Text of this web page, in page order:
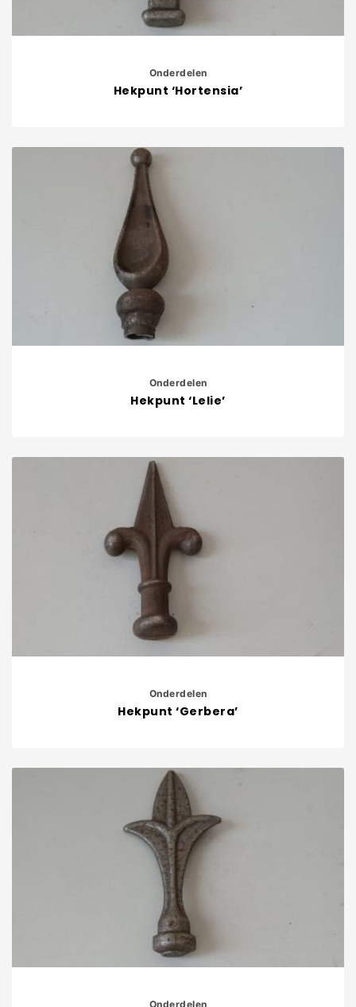
Onderdelen
Hekpunt ‘Hortensia’
Onderdelen
Hekpunt ‘Lelie’
Onderdelen
Hekpunt ‘Gerbera’
Onderdelen